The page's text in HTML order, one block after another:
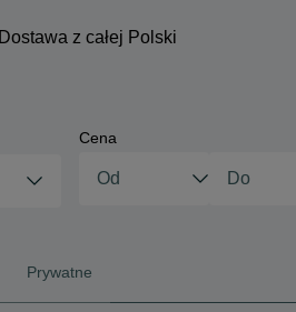
Dostawa z całej Polski
Cena
Prywatne